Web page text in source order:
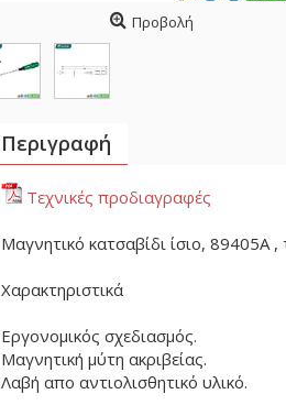
Προβολή
Περιγραφή
Τεχνικές προδιαγραφές
Μαγνητικό κατσαβίδι ίσιο, 89405A
Χαρακτηριστικά
Εργονομικός σχεδιασμός.
Μαγνητική μύτη ακριβείας.
Λαβή απο αντιολισθητικό υλικό.